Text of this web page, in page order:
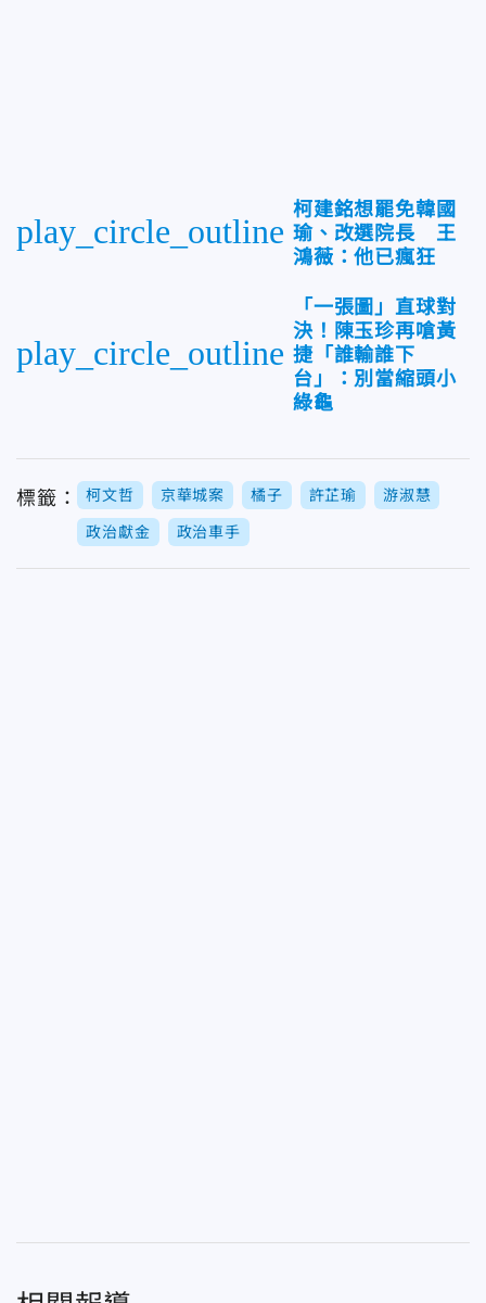
play_circle_outline
柯建銘想罷免韓國
瑜、改選院長 王
鴻薇：他已瘋狂
play_circle_outline
「一張圖」直球對
決！陳玉珍再嗆黃
捷「誰輸誰下
台」：別當縮頭小
綠龜
標籤： 柯文哲 京華城案 橘子 許芷瑜 游淑慧
政治獻金 政治車手